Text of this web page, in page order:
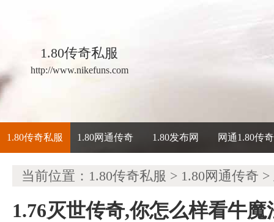
1.80传奇私服
http://www.nikefuns.com
1.80传奇私服 1.80网通传奇 1.80发布网 网通1.80传奇
当前位置： 1.80传奇私服 > 1.80网通传奇 >
1.76灭世传奇,你怎么样看牛